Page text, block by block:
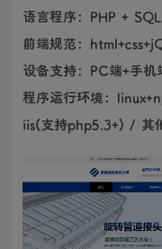
语言程序：PHP +
前端规范：
设备支持：PC端+手机
程序运行环境：
iis(支持php5.3+) / 其